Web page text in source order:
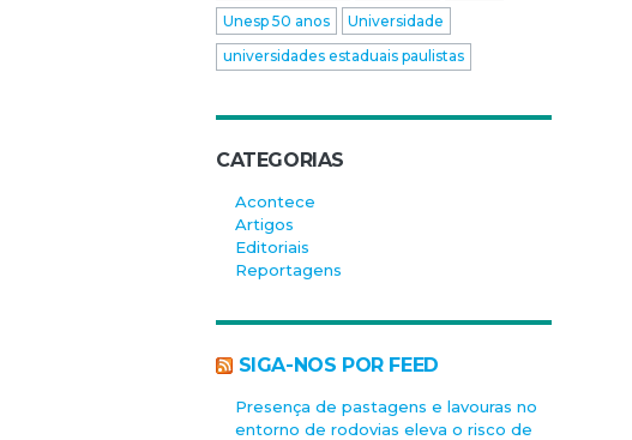
Unesp 50 anos
Universidade
universidades estaduais paulistas
CATEGORIAS
Acontece
Artigos
Editoriais
Reportagens
SIGA-NOS POR FEED
Presença de pastagens e lavouras no
entorno de rodovias eleva o risco de